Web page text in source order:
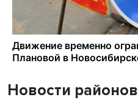
Новости районов